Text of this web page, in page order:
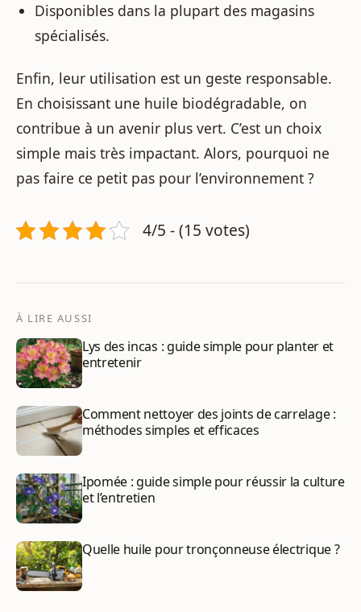
Disponibles dans la plupart des magasins
spécialisés.
Enfin, leur utilisation est un geste responsable.
En choisissant une huile biodégradable, on
contribue à un avenir plus vert. C’est un choix
simple mais très impactant. Alors, pourquoi ne
pas faire ce petit pas pour l’environnement ?
4/5 - (15 votes)
À LIRE AUSSI
Lys des incas : guide simple pour planter et
entretenir
Comment nettoyer des joints de carrelage :
méthodes simples et efficaces
Ipomée : guide simple pour réussir la culture
et l’entretien
Quelle huile pour tronçonneuse électrique ?